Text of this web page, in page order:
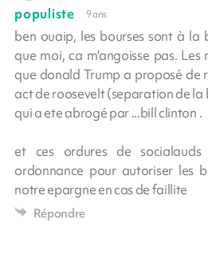
populiste 9 ans
ben ouaip, les bourses sont à la
que moi, ca m'angoisse pas.
que donald Trump a proposé de
act de roosevelt (separation de la
qui a ete abrogé par ...bill clinton .
et ces ordures de
ordonnance pour autoriser les
notre epargne en cas de faillite
Répondre